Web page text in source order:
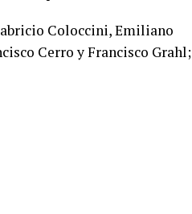
Coloccini, Emiliano
Cerro y Francisco Grahl;